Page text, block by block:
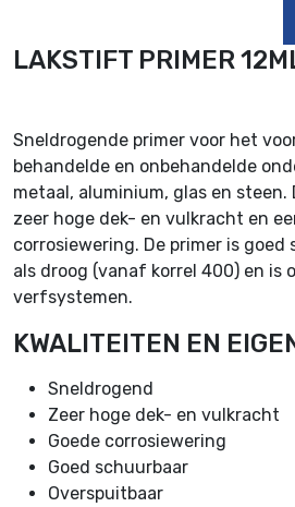
LAKSTIFT PRIMER
Sneldrogende primer voor het
behandelde en onbehandelde
metaal, aluminium, glas en steen.
zeer hoge dek- en vulkracht en
corrosiewering. De primer is goed
als droog (vanaf korrel 400) en is
verfsystemen.
KWALITEITEN EN
Sneldrogend
Zeer hoge dek- en vulkracht
Goede corrosiewering
Goed schuurbaar
Overspuitbaar